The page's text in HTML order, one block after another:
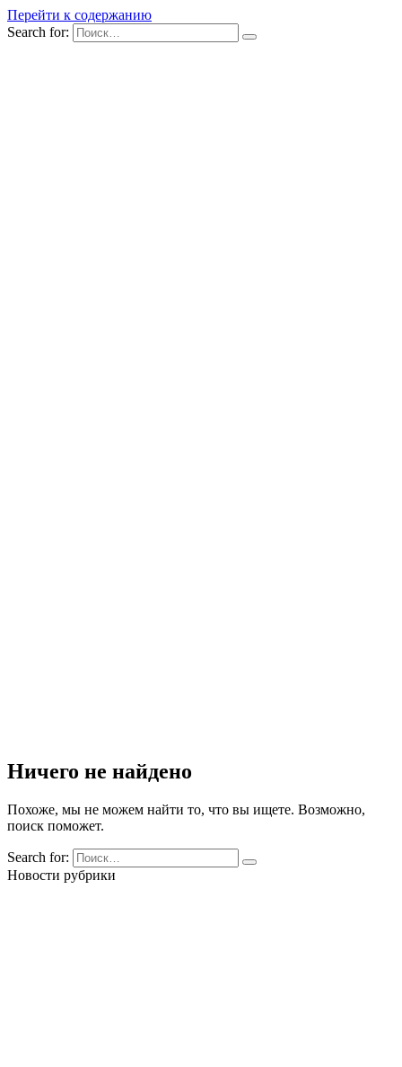
Перейти к содержанию
Search for:
Ничего не найдено
Похоже, мы не можем найти то, что вы ищете. Возможно,
поиск поможет.
Search for:
Новости рубрики